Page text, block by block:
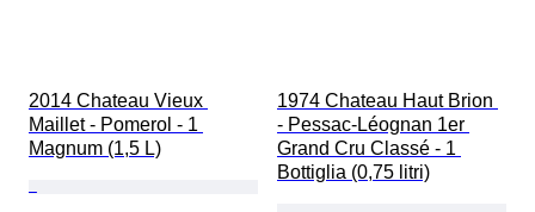
2014 Chateau Vieux
Maillet - Pomerol - 1
Magnum (1,5 L)
1974 Chateau Haut Brion
- Pessac-Léognan 1er
Grand Cru Classé - 1
Bottiglia (0,75 litri)